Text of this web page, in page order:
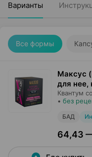
Варианты
Все формы
Максус
для нее,
Квантум
• без
БАД
64,43